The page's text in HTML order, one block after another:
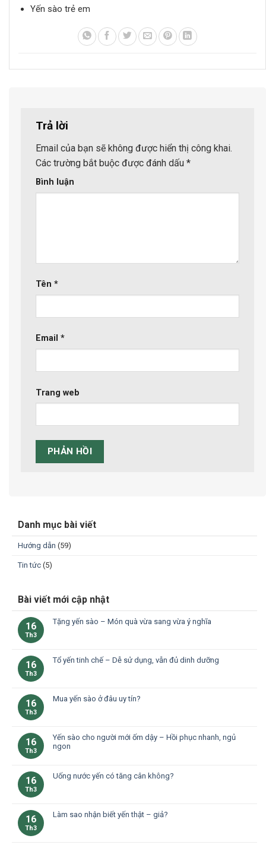
Yến sào trẻ em
Trả lời
Email của bạn sẽ không được hiển thị công khai.
Các trường bắt buộc được đánh dấu *
Bình luận
Tên *
Email *
Trang web
Danh mục bài viết
Hướng dẫn (59)
Tin tức (5)
Bài viết mới cập nhật
16
Th3
Tặng yến sào – Món quà vừa sang vừa ý nghĩa
16
Th3
Tổ yến tinh chế – Dễ sử dụng, vẫn đủ dinh dưỡng
16
Th3
Mua yến sào ở đâu uy tín?
16
Th3
Yến sào cho người mới ốm dậy – Hồi phục nhanh, ngủ
ngon
16
Th3
Uống nước yến có tăng cân không?
16
Th3
Làm sao nhận biết yến thật – giả?